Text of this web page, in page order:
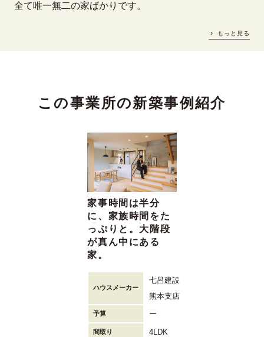
全て唯一無二の家ばかりです。
もっと見る
この事業所の新築事例紹介
家事時間は半分
に、家族時間をた
っぷりと。大階段
が真ん中にある
家。
ハウスメーカー
七呂建設
熊本支店
予算 ー
間取り 4LDK